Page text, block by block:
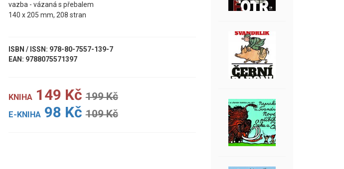
vazba - vázaná s přebalem
140 x 205 mm, 208 stran
ISBN / ISSN: 978-80-7557-139-7
EAN: 9788075571397
KNIHA 149 Kč 199 Kč
E-KNIHA 98 Kč 109 Kč